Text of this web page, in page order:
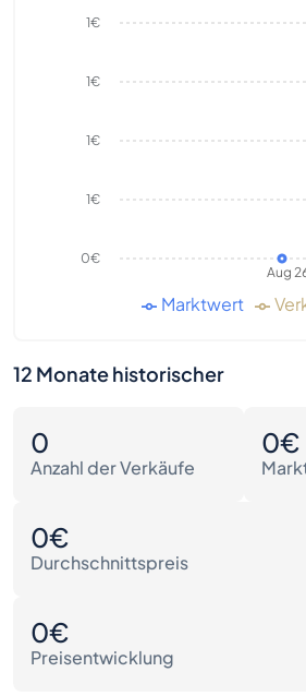
Aug
0€
1€
1€
1€
1€
Marktwert
12 Monate historischer
0
Anzahl der Verkäufe
0€
0€
Durchschnittspreis
0€
Preisentwicklung